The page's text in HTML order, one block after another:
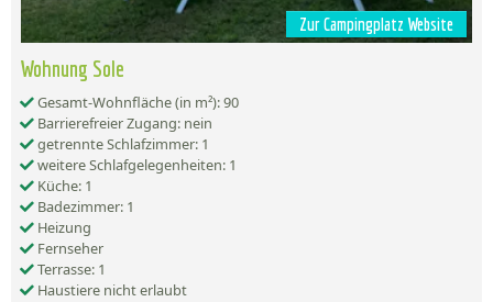
Zur Campingplatz Website
Wohnung Sole
Gesamt-Wohnfläche (in m²): 90
Barrierefreier Zugang: nein
getrennte Schlafzimmer: 1
weitere Schlafgelegenheiten: 1
Küche: 1
Badezimmer: 1
Heizung
Fernseher
Terrasse: 1
Haustiere nicht erlaubt